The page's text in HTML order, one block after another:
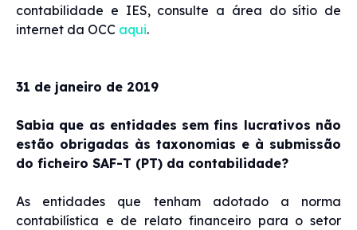
contabilidade e IES, consulte a área do sítio de
internet da OCC aqui.
31 de janeiro de 2019
Sabia que as entidades sem fins lucrativos não
estão obrigadas às taxonomias e à submissão
do ficheiro SAF-T (PT) da contabilidade?
As entidades que tenham adotado a norma
contabilística e de relato financeiro para o setor